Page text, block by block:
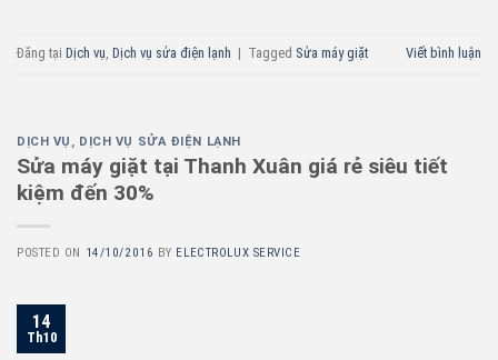
Đăng tại Dịch vụ Dịch vụ sửa điện lạnh | Tagged Sửa máy giặt Viết bình luận
DỊCH VỤ , DỊCH VỤ SỬA ĐIỆN LẠNH
Sửa máy giặt tại Thanh Xuân giá rẻ siêu tiết
kiệm đến 30%
POSTED ON 14/10/2016 BY ELECTROLUX SERVICE
14
Th10